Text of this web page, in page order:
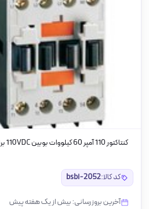
کنتاکتور 110 آمپر 60 کیلووات بوبین 110VDC برند لواتو ایتالیا
کد کالا:bsbi-2052
آخرین بروزرسانی: بیش از یک هفته پیش